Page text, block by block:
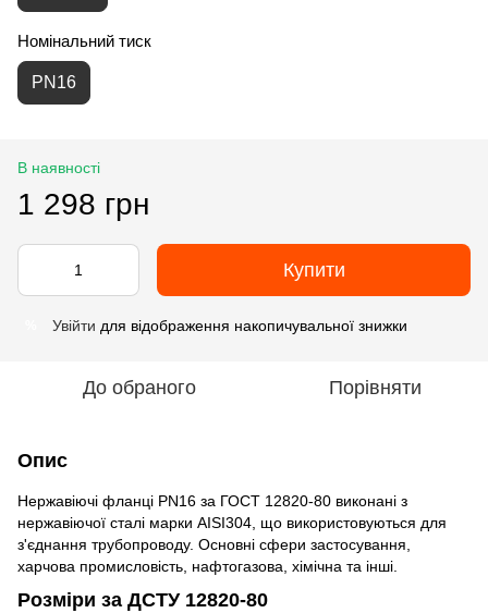
Номінальний тиск
PN16
В наявності
1 298 грн
Купити
Увійти для відображення накопичувальної знижки
До обраного Порівняти
Опис
Нержавіючі фланці PN16 за ГОСТ 12820-80 виконані з
нержавіючої сталі марки AISI304, що використовуються для
з'єднання трубопроводу. Основні сфери застосування,
харчова промисловість, нафтогазова, хімічна та інші.
Розміри за ДСТУ 12820-80